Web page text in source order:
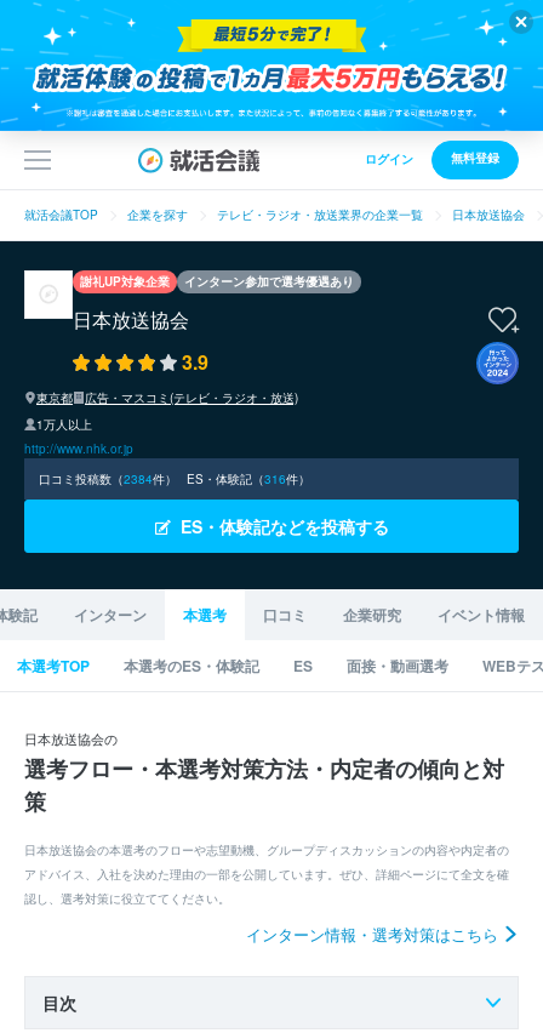
ログイン 無料登録
就活会議TOP 企業を探す テレビ・ラジオ・放送業界の企業一覧 日本放送協会
謝礼UP対象企業 インターン参加で選考優遇あり
日本放送協会
3.9
東京都
広告・マスコミ(テレビ・ラジオ・放送)
1万人以上
http://www.nhk.or.jp
口コミ投稿数（2384件） ES・体験記（316件）
ES・体験記などを投稿する
験記 インターン 本選考 口コミ 企業研究 イベント情報
本選考TOP 本選考のES・体験記 ES 面接・動画選考 WEBテ
日本放送協会の
選考フロー・本選考対策方法・内定者の傾向と対
策
日本放送協会の本選考のフローや志望動機、グループディスカッションの内容や内定者の
アドバイス、入社を決めた理由の一部を公開しています。ぜひ、詳細ページにて全文を確
認し、選考対策に役立ててください。
インターン情報・選考対策はこちら
目次